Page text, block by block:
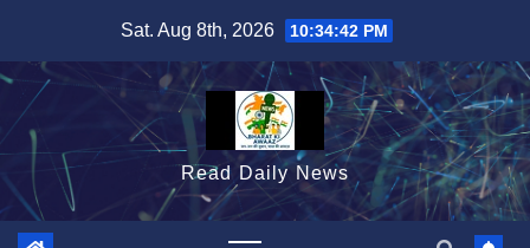
content
Sat. Aug 8th, 2026 10:34:43 PM
Read Daily News